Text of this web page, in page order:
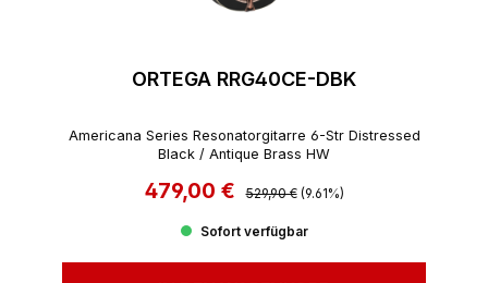
ORTEGA RRG40CE-DBK
Americana Series Resonatorgitarre 6-Str Distressed
Black / Antique Brass HW
Verkaufspreis:
479,00 € Regulärer Preis:
529,90 € (9.61%)
Sofort verfügbar